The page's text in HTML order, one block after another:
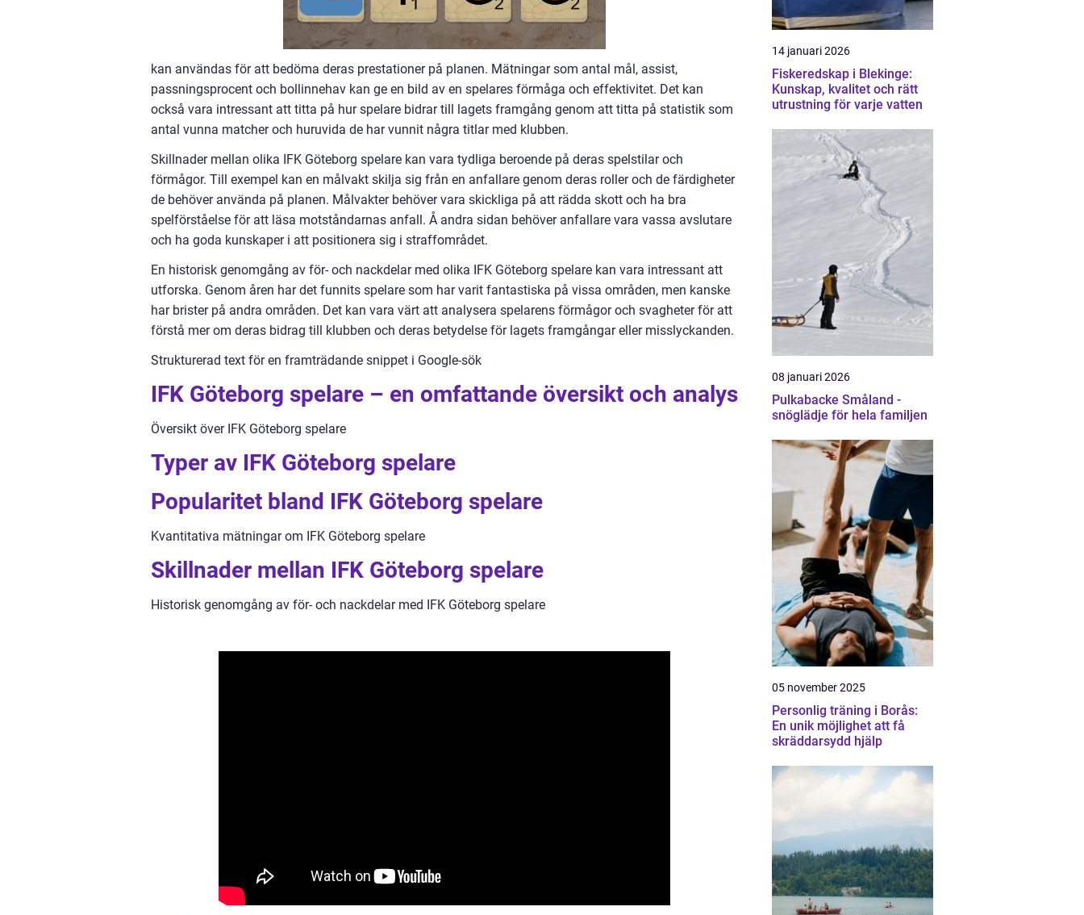
kan användas för att bedöma deras prestationer på planen. Mätningar som antal mål, assist,
passningsprocent och bollinnehav kan ge en bild av en spelares förmåga och effektivitet. Det kan
också vara intressant att titta på hur spelare bidrar till lagets framgång genom att titta på statistik som
antal vunna matcher och huruvida de har vunnit några titlar med klubben.
Skillnader mellan olika IFK Göteborg spelare kan vara tydliga beroende på deras spelstilar och
förmågor. Till exempel kan en målvakt skilja sig från en anfallare genom deras roller och de färdigheter
de behöver använda på planen. Målvakter behöver vara skickliga på att rädda skott och ha bra
spelförståelse för att läsa motståndarnas anfall. Å andra sidan behöver anfallare vara vassa avslutare
och ha goda kunskaper i att positionera sig i straffområdet.
En historisk genomgång av för- och nackdelar med olika IFK Göteborg spelare kan vara intressant att
utforska. Genom åren har det funnits spelare som har varit fantastiska på vissa områden, men kanske
har brister på andra områden. Det kan vara värt att analysera spelarens förmågor och svagheter för att
förstå mer om deras bidrag till klubben och deras betydelse för lagets framgångar eller misslyckanden.
Strukturerad text för en framträdande snippet i Google-sök
IFK Göteborg spelare – en omfattande översikt och analys
Översikt över IFK Göteborg spelare
Typer av IFK Göteborg spelare
Popularitet bland IFK Göteborg spelare
Kvantitativa mätningar om IFK Göteborg spelare
Skillnader mellan IFK Göteborg spelare
Historisk genomgång av för- och nackdelar med IFK Göteborg spelare
14 januari 2026
Fiskeredskap i Blekinge:
Kunskap, kvalitet och rätt
utrustning för varje vatten
08 januari 2026
Pulkabacke Småland -
snöglädje för hela familjen
05 november 2025
Personlig träning i Borås:
En unik möjlighet att få
skräddarsydd hjälp